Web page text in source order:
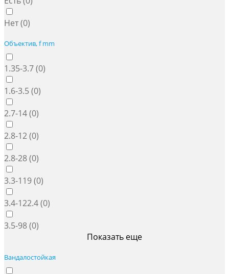
Нет (0)
Объектив, f mm
1.35-3.7 (0)
1.6-3.5 (0)
2.7-14 (0)
2.8-12 (0)
2.8-28 (0)
3.3-119 (0)
3.4-122.4 (0)
3.5-98 (0)
Показать еще
Вандалостойкая